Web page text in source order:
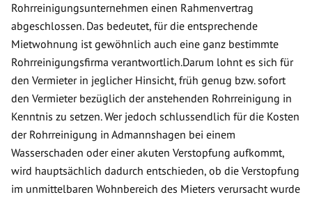
Rohrreinigungsunternehmen einen Rahmenvertrag
abgeschlossen. Das bedeutet, für die entsprechende
Mietwohnung ist gewöhnlich auch eine ganz bestimmte
Rohrreinigungsfirma verantwortlich.Darum lohnt es sich für
den Vermieter in jeglicher Hinsicht, früh genug bzw. sofort
den Vermieter bezüglich der anstehenden Rohrreinigung in
Kenntnis zu setzen. Wer jedoch schlussendlich für die Kosten
der Rohrreinigung in Admannshagen bei einem
Wasserschaden oder einer akuten Verstopfung aufkommt,
wird hauptsächlich dadurch entschieden, ob die Verstopfung
im unmittelbaren Wohnbereich des Mieters verursacht wurde